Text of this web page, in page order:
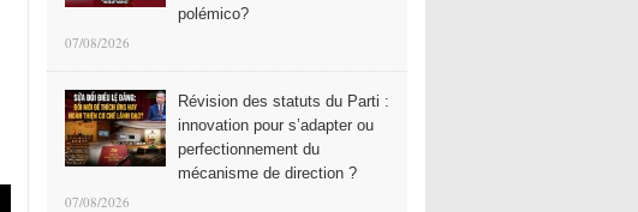
polémico?
07/08/2026
Révision des statuts du Parti :
innovation pour s’adapter ou
perfectionnement du
mécanisme de direction ?
07/08/2026